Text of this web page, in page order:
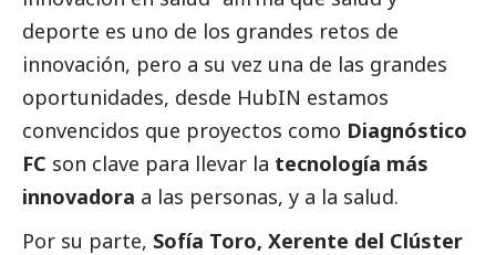
deporte es uno de los grandes retos de
innovación, pero a su vez una de las grandes
oportunidades, desde HubIN estamos
convencidos que proyectos como Diagnóstico
FC son clave para llevar la tecnología más
innovadora a las personas, y a la salud.
Por su parte, Sofía Toro, Xerente del Clúster